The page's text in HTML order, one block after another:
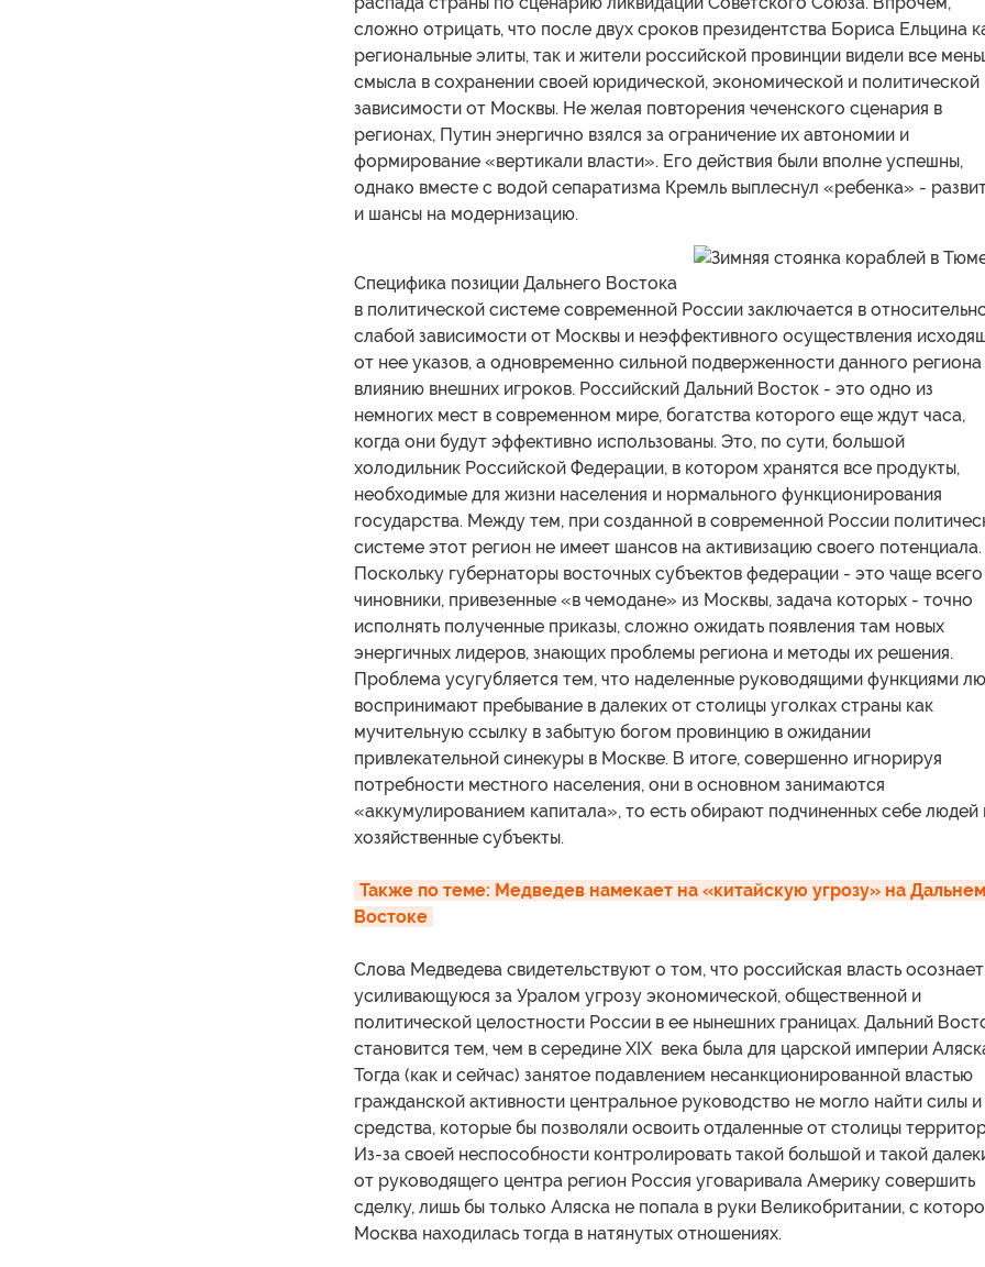
сложно отрицать, что после двух сроков президентства Бориса Ельцина
региональные элиты, так и жители российской провинции видели все
смысла в сохранении своей юридической, экономической и политической
зависимости от Москвы. Не желая повторения чеченского сценария в
регионах, Путин энергично взялся за ограничение их автономии и
формирование «вертикали власти». Его действия были вполне успешны,
однако вместе с водой сепаратизма Кремль выплеснул «ребенка» -
и шансы на модернизацию.
Специфика позиции Дальнего Востока
в политической системе современной России заключается в
слабой зависимости от Москвы и неэффективного осуществления
от нее указов, а одновременно сильной подверженности данного региона
влиянию внешних игроков. Российский Дальний Восток - это одно из
немногих мест в современном мире, богатства которого еще ждут часа,
когда они будут эффективно использованы. Это, по сути, большой
холодильник Российской Федерации, в котором хранятся все продукты,
необходимые для жизни населения и нормального функционирования
государства. Между тем, при созданной в современной России
системе этот регион не имеет шансов на активизацию своего потенциала.
Поскольку губернаторы восточных субъектов федерации - это чаще всего
чиновники, привезенные «в чемодане» из Москвы, задача которых - точно
исполнять полученные приказы, сложно ожидать появления там новых
энергичных лидеров, знающих проблемы региона и методы их решения.
Проблема усугубляется тем, что наделенные руководящими функциями
воспринимают пребывание в далеких от столицы уголках страны как
мучительную ссылку в забытую богом провинцию в ожидании
привлекательной синекуры в Москве. В итоге, совершенно игнорируя
потребности местного населения, они в основном занимаются
«аккумулированием капитала», то есть обирают подчиненных себе людей
хозяйственные субъекты.
Также по теме: Медведев намекает на «китайскую угрозу» на Дальнем
Востоке
Слова Медведева свидетельствуют о том, что российская власть осознает
усиливающуюся за Уралом угрозу экономической, общественной и
политической целостности России в ее нынешних границах. Дальний
становится тем, чем в середине XIX века была для царской империи
Тогда (как и сейчас) занятое подавлением несанкционированной властью
гражданской активности центральное руководство не могло найти силы и
средства, которые бы позволяли освоить отдаленные от столицы
Из-за своей неспособности контролировать такой большой и такой
от руководящего центра регион Россия уговаривала Америку совершить
сделку, лишь бы только Аляска не попала в руки Великобритании, с
Москва находилась тогда в натянутых отношениях.